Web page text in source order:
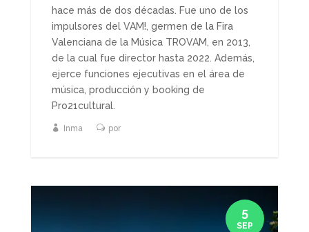
hace más de dos décadas. Fue uno de los
impulsores del VAM!, germen de la Fira
Valenciana de la Música TROVAM, en 2013,
de la cual fue director hasta 2022. Además,
ejerce funciones ejecutivas en el área de
música, producción y booking de
Pro21cultural.
Inma por
5
SEP